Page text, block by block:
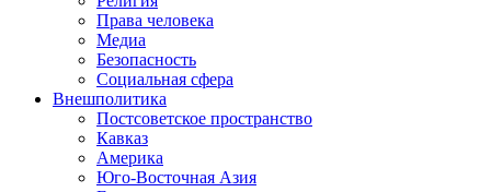
Права человека
Медиа
Безопасность
Социальная сфера
Внешполитика
Постсоветское пространство
Кавказ
Америка
Юго-Восточная Азия